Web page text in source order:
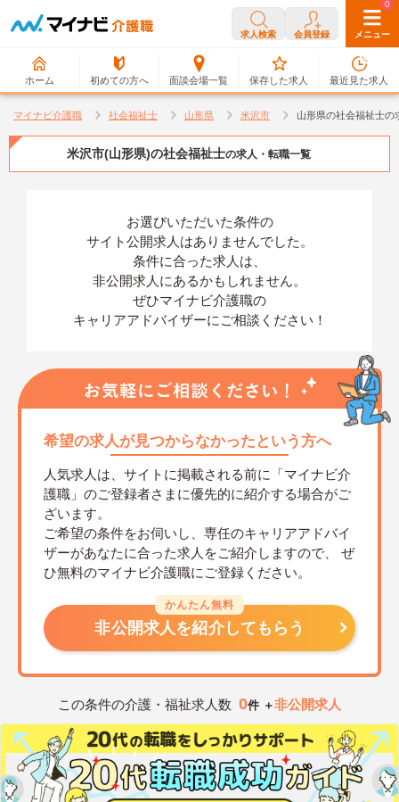
求人検索 会員登録 メニュー
ホーム 初めての方へ 面談会場一覧
0
保存した求人
0
最近見た求人
マイナビ介護職 社会福祉士 山形県 米沢市 山形県の社会福祉士の
米沢市(山形県)の社会福祉士の求人・転職一覧
お選びいただいた条件の
サイト公開求人はありませんでした。
条件に合った求人は、
非公開求人にあるかもしれません。
ぜひマイナビ介護職の
キャリアアドバイザーにご相談ください！
希望の求人が見つからなかったという方へ
人気求人は、サイトに掲載される前に「マイナビ介
護職」のご登録者さまに優先的に紹介する場合がご
ざいます。
ご希望の条件をお伺いし、専任のキャリアアドバイ
ザーがあなたに合った求人をご紹介しますので、
ぜ
ひ無料のマイナビ介護職にご登録ください。
かんたん無料
非公開求人を紹介してもらう
この条件の介護・福祉求人数 0件 ＋非公開求人